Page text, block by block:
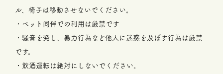
ル、椅子は移動させないでください。
・ペット同伴での利用は厳禁です
・騒音を発し、暴力行為など他人に迷惑を及ぼす行為は厳禁
です。
・飲酒運転は絶対にしないでください。